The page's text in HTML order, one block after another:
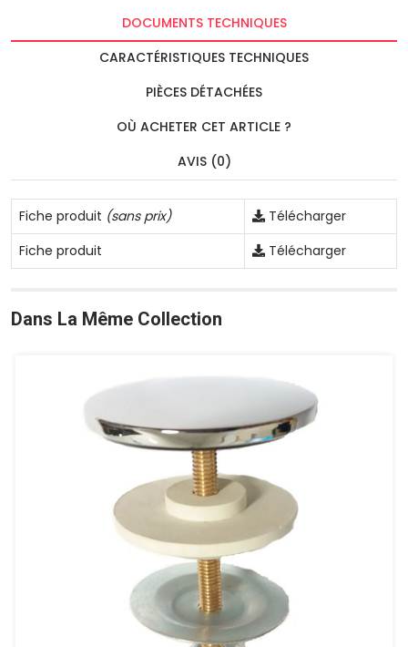
DOCUMENTS TECHNIQUES
CARACTÉRISTIQUES TECHNIQUES
PIÈCES DÉTACHÉES
OÙ ACHETER CET ARTICLE ?
AVIS (0)
Fiche produit (sans prix)
Télécharger
Fiche produit
Télécharger
Dans La Même Collection